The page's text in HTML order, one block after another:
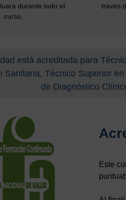
durante todo el
curso.
través
está acreditada para
Sanitaria, Técnico Superior
de Diagnóstico
Este